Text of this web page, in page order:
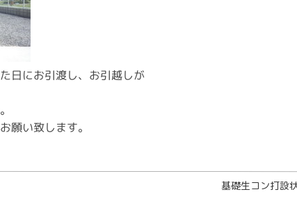
日にお引渡し、お引越しが
願い致します。
基礎生コン打設